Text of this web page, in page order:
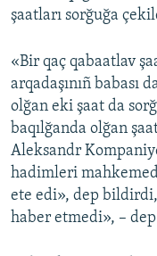
şaatları sorğuğa
«Bir qaç qabaatlav
arqadaşınıñ babası
olğan eki şaat da
baqılğanda olğan
Aleksandr
hadimleri
ete edi», dep bildirdi,
haber etmedi», – dep